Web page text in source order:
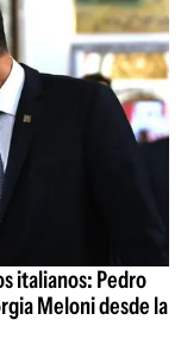
italianos: Pedro
Meloni desde la